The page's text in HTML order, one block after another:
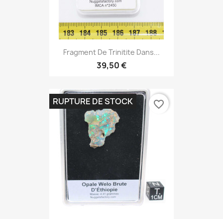
Fragment De Trinitite Dans...
39,50 €
RUPTURE DE STOCK favorite_border